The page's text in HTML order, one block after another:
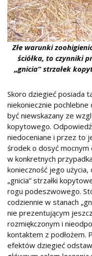
Złe warunki
ściółka, to czynniki
„gnicia” strzałek
Skoro dziegieć posiada
niekoniecznie
być niewskazany ze
kopytowego.
niedoceniane i przez to
środek o dosyć mocnym
w konkretnych
konieczność jego
„gnicia” strzałki
rogu podeszwowego.
codziennie w stanach
nie prezentującym
rozmiękczonym i
kontaktem z podłożem.
efektów dziegieć